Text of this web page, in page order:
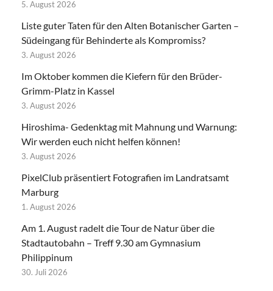
5. August 2026
Liste guter Taten für den Alten Botanischer Garten –
Südeingang für Behinderte als Kompromiss?
3. August 2026
Im Oktober kommen die Kiefern für den Brüder-
Grimm-Platz in Kassel
3. August 2026
Hiroshima- Gedenktag mit Mahnung und Warnung:
Wir werden euch nicht helfen können!
3. August 2026
PixelClub präsentiert Fotografien im Landratsamt
Marburg
1. August 2026
Am 1. August radelt die Tour de Natur über die
Stadtautobahn – Treff 9.30 am Gymnasium
Philippinum
30. Juli 2026